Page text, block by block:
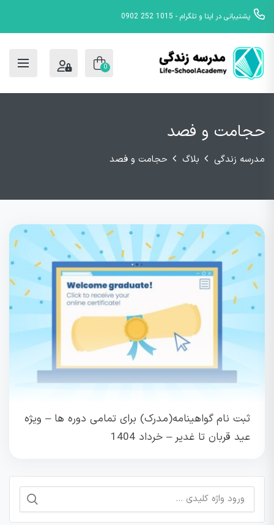
پشتیبانی در ایتا و تلگرام - 1015 252 0902
0
حجامت و فصد
مدرسه زندگی بلاگ حجامت و فصد
ثبت نام گواهینامه(مدرک) برای تمامی دوره ها – ویژه
عید قربان تا غدیر – خرداد 1404
جستجو
برای: